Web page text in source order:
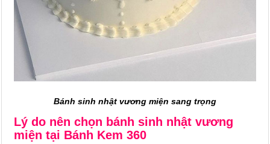
Bánh sinh nhật vương miện sang trọng
Lý do nên chọn bánh sinh nhật vương
miện tại Bánh Kem 360